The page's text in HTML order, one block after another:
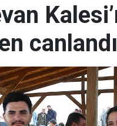
canlandı